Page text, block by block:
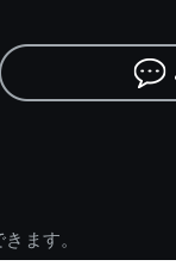
ます。